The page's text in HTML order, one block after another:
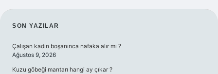
SIDEBAR
SON YAZILAR
Çalışan kadın boşanınca nafaka alır mı ?
Ağustos 9, 2026
Kuzu göbeği mantarı hangi ay çıkar ?